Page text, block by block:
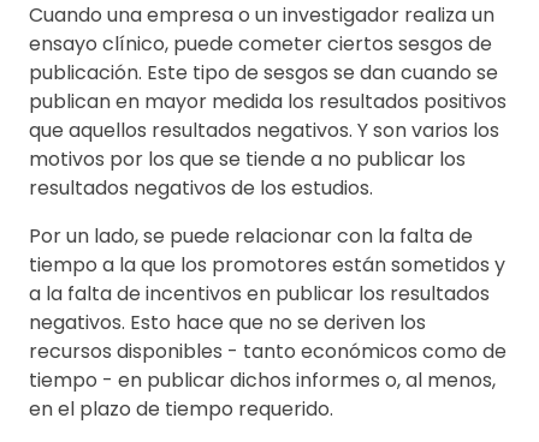
Cuando una empresa o un investigador realiza un
ensayo clínico, puede cometer ciertos sesgos de
publicación. Este tipo de sesgos se dan cuando se
publican en mayor medida los resultados positivos
que aquellos resultados negativos. Y son varios los
motivos por los que se tiende a no publicar los
resultados negativos de los estudios.
Por un lado, se puede relacionar con la falta de
tiempo a la que los promotores están sometidos y
a la falta de incentivos en publicar los resultados
negativos. Esto hace que no se deriven los
recursos disponibles - tanto económicos como de
tiempo - en publicar dichos informes o, al menos,
en el plazo de tiempo requerido.